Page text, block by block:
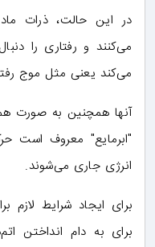
در این حالت، ذرات
می‌کنند و رفتاری را
می‌کند یعنی مثل موج
آنها همچنین به صورت
"ابرمایع" معروف است
انرژی جاری می‌شوند.
برای ایجاد شرایط لازم
برای به دام انداختن